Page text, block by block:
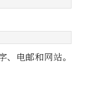
电邮和网站。